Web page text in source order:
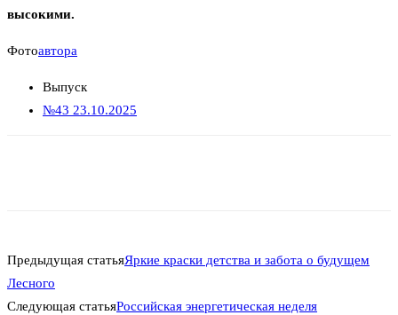
высокими.
Фотоавтора
Выпуск
№43 23.10.2025
Предыдущая статьяЯркие краски детства и забота о будущем
Лесного
Следующая статьяРоссийская энергетическая неделя